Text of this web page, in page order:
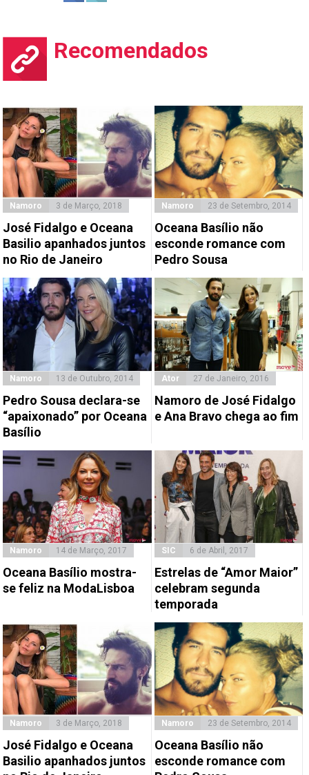
Recomendados
Namoro 3 de Março, 2018
José Fidalgo e Oceana
Basilio apanhados juntos
no Rio de Janeiro
Namoro 23 de Setembro, 2014
Oceana Basílio não
esconde romance com
Pedro Sousa
Namoro 13 de Outubro, 2014
Pedro Sousa declara-se
“apaixonado” por Oceana
Basílio
Ator 27 de Janeiro, 2016
Namoro de José Fidalgo
e Ana Bravo chega ao fim
Namoro 14 de Março, 2017
Oceana Basílio mostra-
se feliz na ModaLisboa
SIC 6 de Abril, 2017
Estrelas de “Amor Maior”
celebram segunda
temporada
Namoro 3 de Março, 2018
José Fidalgo e Oceana
Basilio apanhados juntos
Namoro 23 de Setembro, 2014
Oceana Basílio não
esconde romance com